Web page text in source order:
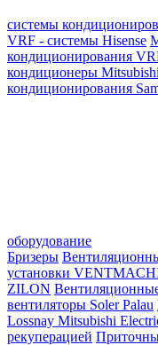
системы
VRF - системы Hisense
кондиционирования
кондиционеры
кондиционирования
оборудование
Бризеры
установки
ZILON
вентиляторы Soler Palau
Lossnay Mitsubishi
рекуперацией